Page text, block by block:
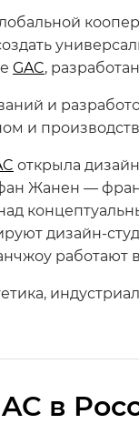
GAC,
и
и
открыла
Жанен —
дизайн-
в